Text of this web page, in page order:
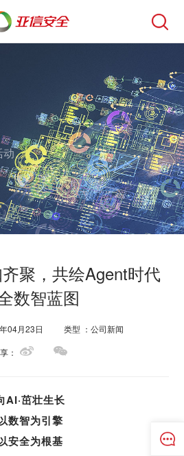
动。
聚，共绘Agent时代
数智蓝图
04月23日
类型 ：公司新闻
：
AI·茁壮生长
数智为引擎
安全为根基